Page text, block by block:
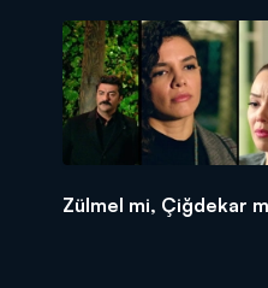
Zülmel mi, Çiğdekar